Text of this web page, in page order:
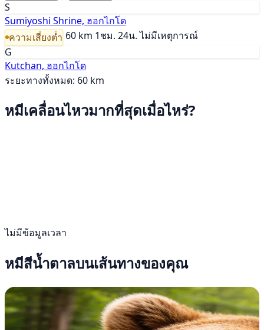
S
Sumiyoshi Shrine, ฮอกไกโด
ความเสี่ยงต่ำ 60 km 1ชม. 24น. ไม่มีเหตุการณ์
G
Kutchan, ฮอกไกโด
ระยะทางทั้งหมด: 60 km
หมีเคลื่อนไหวมากที่สุดเมื่อไหร่?
ไม่มีข้อมูลเวลา
หมีสีน้ำตาลบนเส้นทางของคุณ